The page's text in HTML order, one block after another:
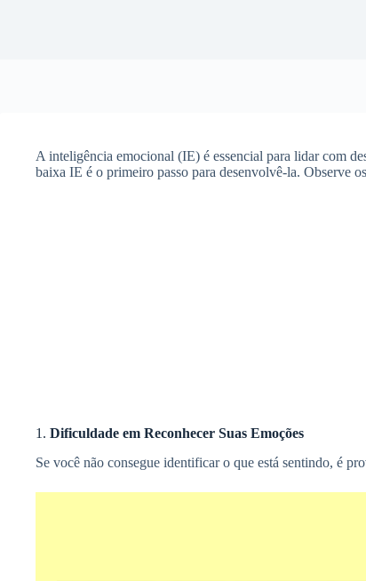
A inteligência emocional (IE) é essencial para lidar com
baixa IE é o primeiro passo para desenvolvê-la. Observe
1. Dificuldade em Reconhecer Suas Emoções
Se você não consegue identificar o que está sentindo, é